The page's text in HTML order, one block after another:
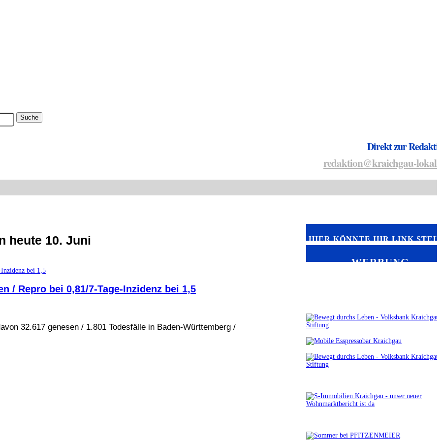
Direkt zur
redaktion@kraichgau-
heute 10. Juni
/ Repro bei 0,81/7-Tage-Inzidenz bei 1,5
32.617 genesen / 1.801 Todesfälle in Baden-Württemberg /
HIER KÖNNTE IHR LINK
WERBUNG